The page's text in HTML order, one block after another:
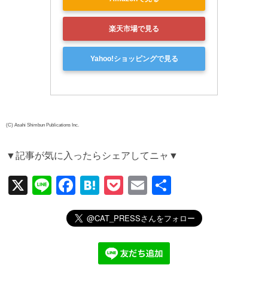
楽天市場で見る
Yahoo!ショッピングで見る
(C) Asahi Shimbun Publications Inc.
▼記事が気に入ったらシェアしてニャ▼
X
Li
F
a
c
H
at
e
n
a
P
o
ck
et
E
m
ail
有